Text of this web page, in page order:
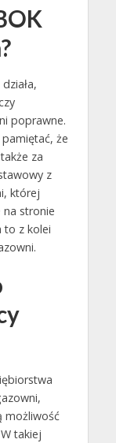
poprawne.
że
za
z
której
na stronie
to z kolei
możliwość
takiej